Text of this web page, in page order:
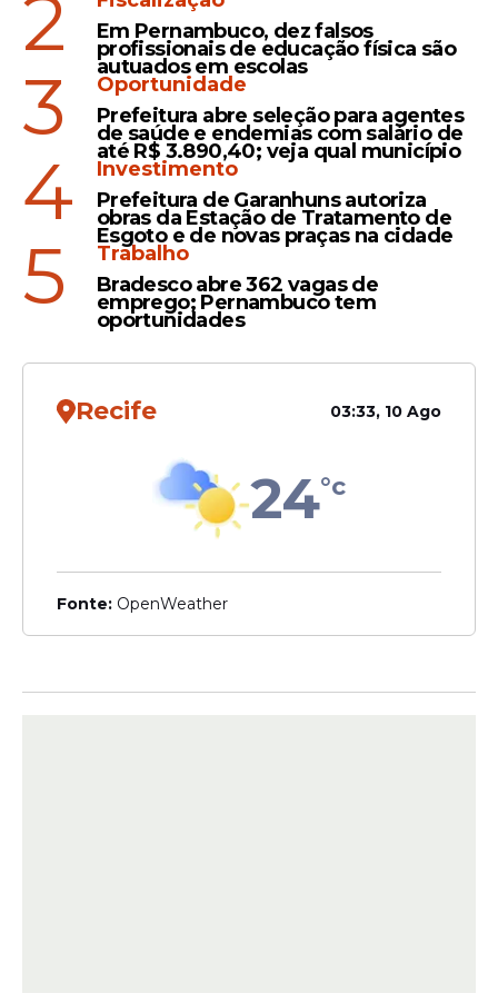
o que contribuiu para o arquivamento das
acusações por falta de indícios de crime
sexual.
Leia Também
Justiça
Ministério Público do
Trabalho prepara
Desabafo
Janja diz ter sofrido assédio
duas vezes durante o
2
Em Pernambuco, dez falsos
profissionais de educação física são
autuados em escolas
3
Oportunidade
Prefeitura abre seleção para agentes
de saúde e endemias com salário de
até R$ 3.890,40; veja qual município
4
Investimento
Prefeitura de Garanhuns autoriza
obras da Estação de Tratamento de
Esgoto e de novas praças na cidade
5
Trabalho
Bradesco abre 362 vagas de
emprego; Pernambuco tem
oportunidades
Recife 03:33, 10 Ago
24°c
Fonte: OpenWeather